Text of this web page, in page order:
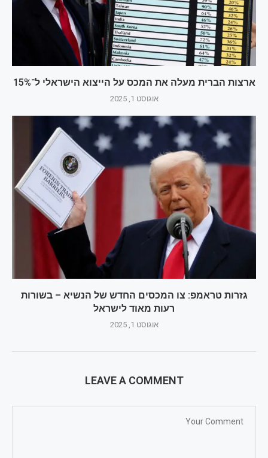
ארצות הברית מעלה את המכס על הייצוא הישראלי ל־15%
אוגוסט 1, 2025
גזרות טראמפ: צו המכסים החדש של הנשיא – בשורות
רעות מאוד לישראל
אוגוסט 1, 2025
LEAVE A COMMENT